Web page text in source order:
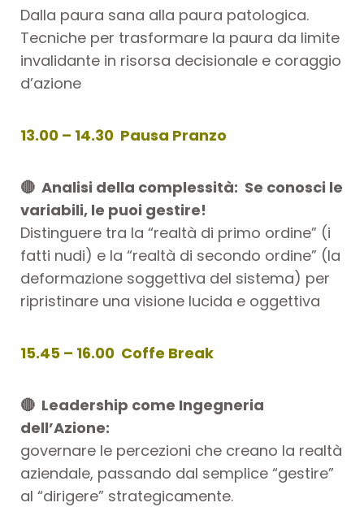
Dalla paura sana alla paura patologica.
Tecniche per trasformare la paura da limite
invalidante in risorsa decisionale e coraggio
d’azione
13.00 – 14.30 Pausa Pranzo
🔴 Analisi della complessità: Se conosci le
variabili, le puoi gestire!
Distinguere tra la “realtà di primo ordine” (i
fatti nudi) e la “realtà di secondo ordine” (la
deformazione soggettiva del sistema) per
ripristinare una visione lucida e oggettiva
15.45 – 16.00 Coffe Break
🔴 Leadership come Ingegneria
dell’Azione:
governare le percezioni che creano la realtà
aziendale, passando dal semplice “gestire”
al “dirigere” strategicamente.